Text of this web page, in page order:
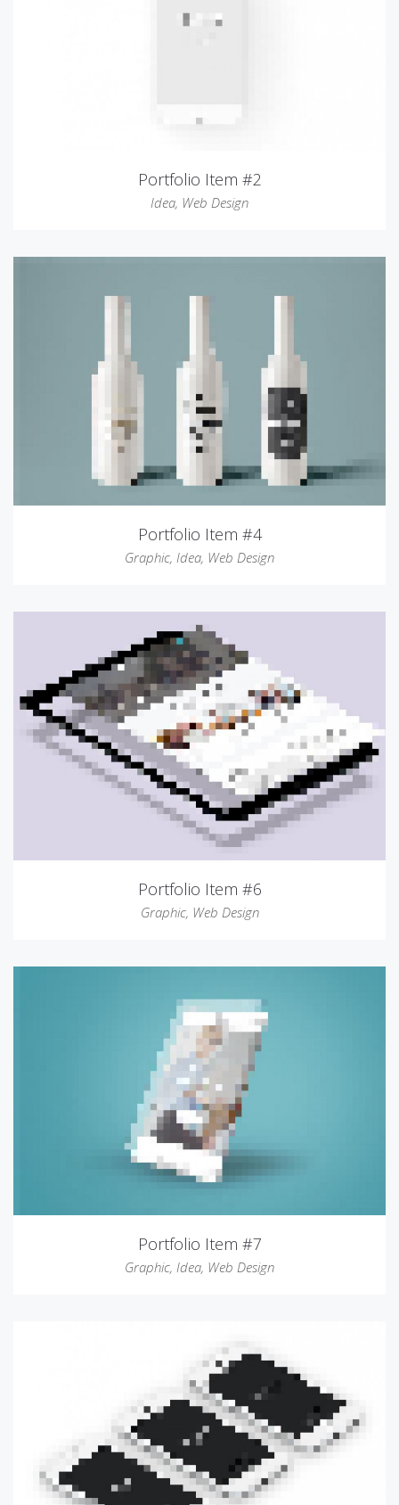
Portfolio Item #2
Idea, Web Design
Portfolio Item #4
Graphic, Idea, Web Design
Portfolio Item #6
Graphic, Web Design
Portfolio Item #7
Graphic, Idea, Web Design